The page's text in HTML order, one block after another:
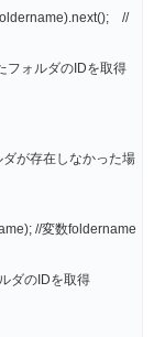
//
ォルダのIDを取得
が存在しなかった場
//変数foldername
ダのIDを取得